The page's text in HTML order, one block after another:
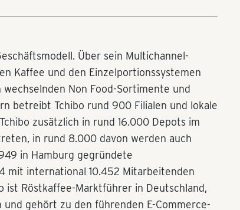
Über sein Multichannel-
Kaffee und den Einzelportionssystemen
Non Food-Sortimente und
betreibt Tchibo rund 900 Filialen und lokale
zusätzlich in rund 16.000 Depots im
in rund 8.000 davon werden auch
in Hamburg gegründete
mit international 10.452 Mitarbeitenden
ist Röstkaffee-Marktführer in Deutschland,
und gehört zu den führenden E-Commerce-